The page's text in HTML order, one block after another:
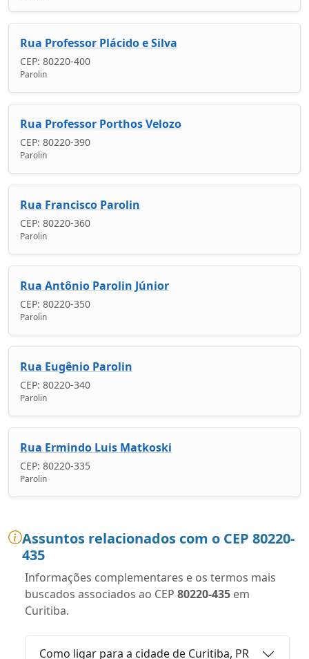
Rua Professor Plácido e Silva
CEP: 80220-400
Parolin
Rua Professor Porthos Velozo
CEP: 80220-390
Parolin
Rua Francisco Parolin
CEP: 80220-360
Parolin
Rua Antônio Parolin Júnior
CEP: 80220-350
Parolin
Rua Eugênio Parolin
CEP: 80220-340
Parolin
Rua Ermindo Luis Matkoski
CEP: 80220-335
Parolin
Assuntos relacionados com o CEP 80220-
435
Informações complementares e os termos mais
buscados associados ao CEP 80220-435 em
Curitiba.
Como ligar para a cidade de Curitiba, PR